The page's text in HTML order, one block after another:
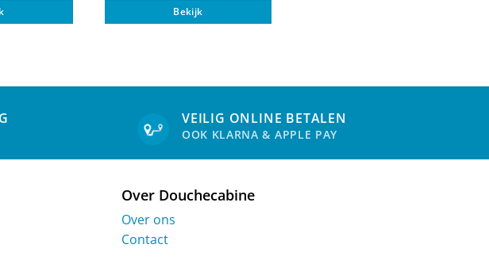
Bekijk
VEILIG ONLINE BETALEN
OOK KLARNA & APPLE PAY
Over Douchecabine
Over ons
Contact